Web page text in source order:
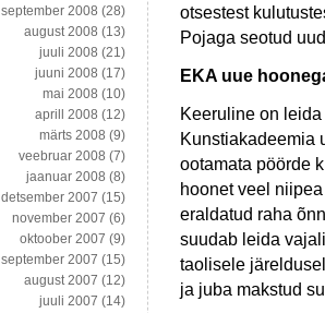
otsestest
Pojaga seotud
EKA uue
Keeruline on
Kunstiakadeemia
ootamata pöörde
hoonet veel
eraldatud raha
suudab leida
taolisele
ja juba makstud
september 2008 (28)
august 2008 (13)
juuli 2008 (21)
juuni 2008 (17)
mai 2008 (10)
aprill 2008 (12)
märts 2008 (9)
veebruar 2008 (7)
jaanuar 2008 (8)
detsember 2007 (15)
november 2007 (6)
oktoober 2007 (9)
september 2007 (15)
august 2007 (12)
juuli 2007 (14)